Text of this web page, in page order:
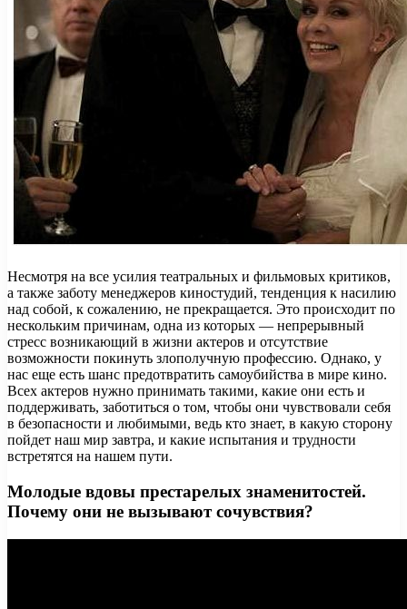
Несмотря на все усилия театральных и фильмовых критиков,
а также заботу менеджеров киностудий, тенденция к насилию
над собой, к сожалению, не прекращается. Это происходит по
нескольким причинам, одна из которых — непрерывный
стресс возникающий в жизни актеров и отсутствие
возможности покинуть злополучную профессию. Однако, у
нас еще есть шанс предотвратить самоубийства в мире кино.
Всех актеров нужно принимать такими, какие они есть и
поддерживать, заботиться о том, чтобы они чувствовали себя
в безопасности и любимыми, ведь кто знает, в какую сторону
пойдет наш мир завтра, и какие испытания и трудности
встретятся на нашем пути.
Молодые вдовы престарелых знаменитостей.
Почему они не вызывают сочувствия?